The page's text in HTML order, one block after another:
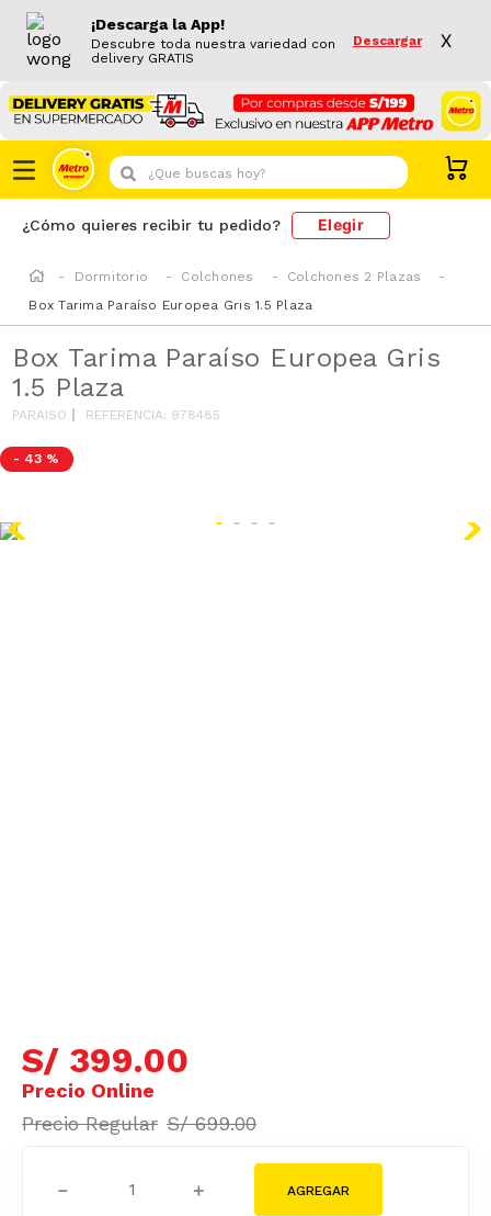
¡Descarga la App!
Descubre toda nuestra variedad con
delivery GRATIS
Descargar X
¿Que buscas hoy?
¿Cómo quieres recibir tu pedido? Elegir
Dormitorio Colchones
Colchones 2 Plazas
Box Tarima Paraíso Europea Gris 1.5 Plaza
Box Tarima Paraíso Europea Gris
1.5 Plaza
PARAISO REFERENCIA: 978485
- 43 %
S/ 399.00
S/ 699.00
＋
－